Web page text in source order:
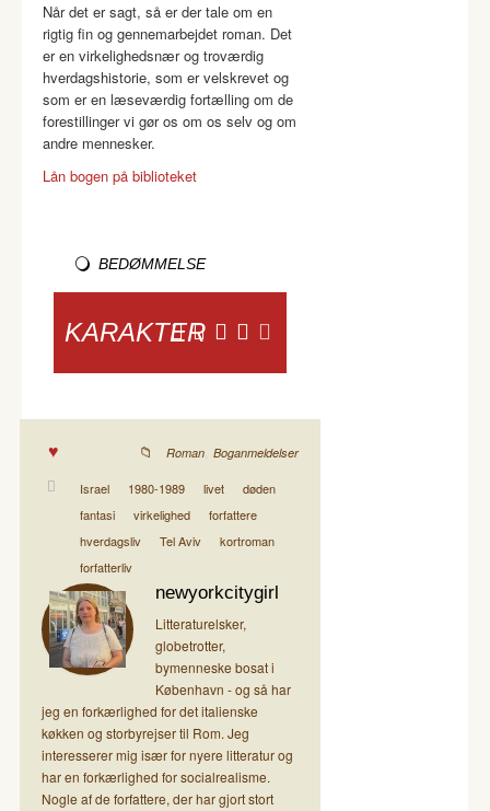
Når det er sagt, så er der tale om en
rigtig fin og gennemarbejdet roman. Det
er en virkelighedsnær og troværdig
hverdagshistorie, som er velskrevet og
som er en læseværdig fortælling om de
forestillinger vi gør os om os selv og om
andre mennesker.
Lån bogen på biblioteket
BEDØMMELSE
KARAKTER
Roman, Boganmeldelser
Israel 1980-1989 livet
døden
fantasi
virkelighed
forfattere
hverdagsliv
Tel Aviv
kortroman
forfatterliv
newyorkcitygirl
Litteraturelsker,
globetrotter,
bymenneske bosat i
København - og så har
jeg en forkærlighed for det italienske
køkken og storbyrejser til Rom. Jeg
interesserer mig især for nyere litteratur og
har en forkærlighed for socialrealisme.
Nogle af de forfattere, der har gjort stort